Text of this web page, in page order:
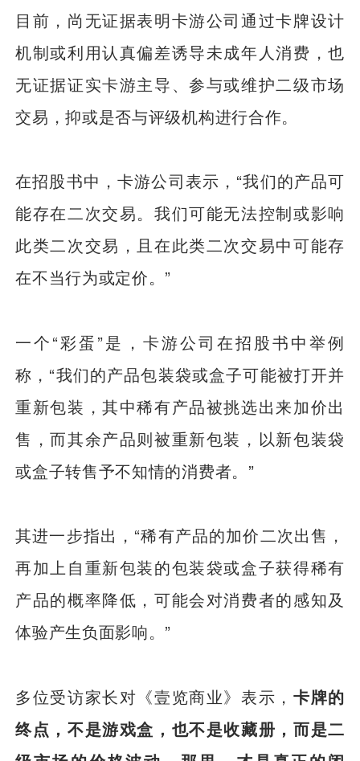
目前，尚无证据表明卡游公司通过卡牌设计
机制或利用认真偏差诱导未成年人消费，也
无证据证实卡游主导、参与或维护二级市场
交易，抑或是否与评级机构进行合作。
在招股书中，卡游公司表示，“我们的产品可
能存在二次交易。我们可能无法控制或影响
此类二次交易，且在此类二次交易中可能存
在不当行为或定价。”
一个“彩蛋”是，卡游公司在招股书中举例
称，“我们的产品包装袋或盒子可能被打开并
重新包装，其中稀有产品被挑选出来加价出
售，而其余产品则被重新包装，以新包装袋
或盒子转售予不知情的消费者。”
其进一步指出，“稀有产品的加价二次出售，
再加上自重新包装的包装袋或盒子获得稀有
产品的概率降低，可能会对消费者的感知及
体验产生负面影响。”
多位受访家长对《壹览商业》表示， 卡牌的
终点，不是游戏盒，也不是收藏册，而是二